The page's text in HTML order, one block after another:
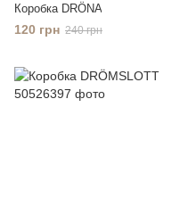
Коробка DRÖNA
120 грн 240 грн